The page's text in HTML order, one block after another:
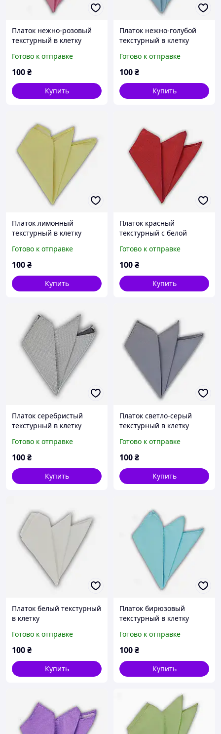
Платок нежно-розовый
текстурный в клетку
Готово к отправке
100₴
Купить
Платок нежно-голубой
текстурный в клетку
Готово к отправке
100₴
Купить
Платок лимонный
текстурный в клетку
Готово к отправке
100₴
Купить
Платок красный
текстурный с белой
Готово к отправке
100₴
Купить
Платок серебристый
текстурный в клетку
Готово к отправке
100₴
Купить
Платок светло-серый
текстурный в клетку
Готово к отправке
100₴
Купить
Платок белый текстурный
в клетку
Готово к отправке
100₴
Купить
Платок бирюзовый
текстурный в клетку
Готово к отправке
100₴
Купить